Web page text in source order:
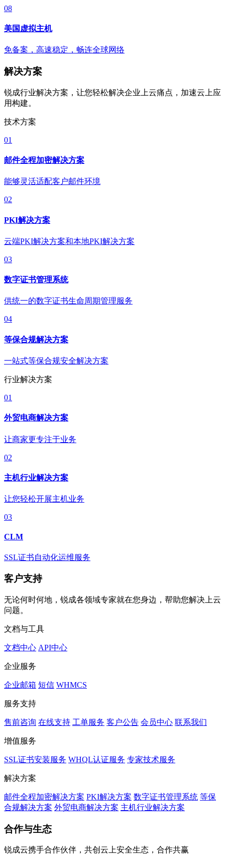
08
美国虚拟主机
免备案，高速稳定，畅连全球网络
解决方案
锐成行业解决方案，让您轻松解决企业上云痛点，加速云上应
用构建。
技术方案
01
邮件全程加密解决方案
能够灵活适配客户邮件环境
02
PKI解决方案
云端PKI解决方案和本地PKI解决方案
03
数字证书管理系统
供统一的数字证书生命周期管理服务
04
等保合规解决方案
一站式等保合规安全解决方案
行业解决方案
01
外贸电商解决方案
让商家更专注于业务
02
主机行业解决方案
让您轻松开展主机业务
03
CLM
SSL证书自动化运维服务
客户支持
无论何时何地，锐成各领域专家就在您身边，帮助您解决上云
问题。
文档与工具
文档中心 API中心
企业服务
企业邮箱 短信 WHMCS
服务支持
售前咨询 在线支持 工单服务 客户公告 会员中心 联系我们
增值服务
SSL证书安装服务 WHQL认证服务 专家技术服务
解决方案
邮件全程加密解决方案 PKI解决方案 数字证书管理系统 等保
合规解决方案 外贸电商解决方案 主机行业解决方案
合作与生态
锐成云携手合作伙伴，共创云上安全生态，合作共赢